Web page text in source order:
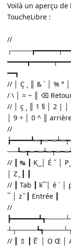
Voilà un aperçu
ToucheLibre :
//
━━┓
// │ Ç ˛ ║ & ` │ % °
/ \ │ = ~ ║ ⌫
// │ ç ¸ ║ 1 § │ 2 | │
│ 9 ÷ │ 0 ^ ║ arrière
//
// ┃ ↹ ┃ K ͜ │ É ˝ │ P
│ Z ̮ ┃ ┃
// ┃ Tab ┃ k ͡ │ é ˊ
¯ │ z ̑ ┃ Entrée ┃
//
// ┃ ⇬ ┃ È ̏ │ O Œ │